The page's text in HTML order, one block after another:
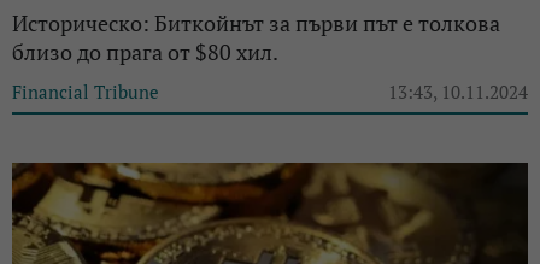
Историческо: Биткойнът за първи път е толкова
близо до прага от $80 хил.
Financial Tribune 13:43, 10.11.2024